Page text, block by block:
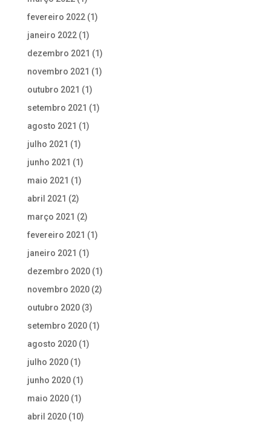
fevereiro 2022(1)
janeiro 2022(1)
dezembro 2021 (1)
novembro 2021 (1)
outubro 2021 (1)
setembro 2021 (1)
agosto 2021 (1)
julho 2021 (1)
junho 2021 (1)
maio 2021 (1)
abril 2021 (2)
março 2021 (2)
fevereiro 2021 (1)
janeiro 2021 (1)
dezembro 2020(1)
novembro 2020(2)
outubro 2020(3)
setembro 2020(1)
agosto 2020(1)
julho 2020(1)
junho 2020(1)
maio 2020(1)
abril 2020(10)